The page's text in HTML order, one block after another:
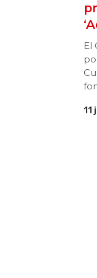
El
11